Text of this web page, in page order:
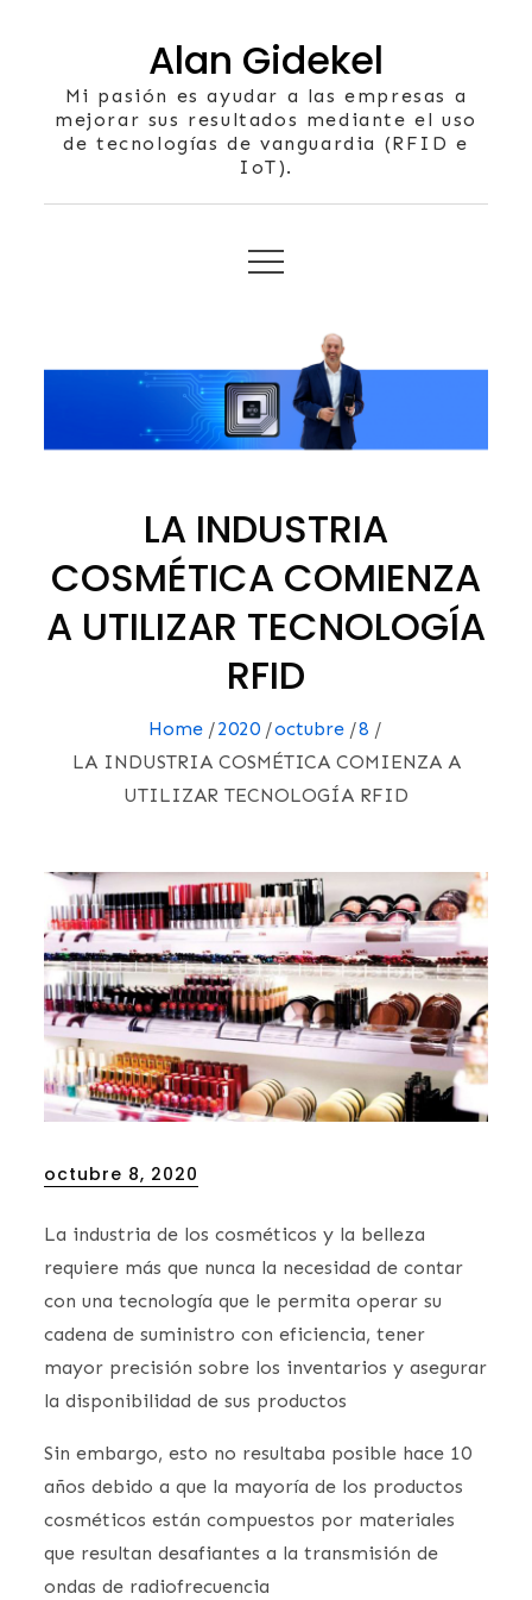
Alan Gidekel
Mi pasión es ayudar a las empresas a
mejorar sus resultados mediante el uso
de tecnologías de vanguardia (RFID e
IoT).
LA INDUSTRIA
COSMÉTICA COMIENZA
A UTILIZAR TECNOLOGÍA
RFID
Home 2020 octubre
8
LA INDUSTRIA COSMÉTICA COMIENZA A
UTILIZAR TECNOLOGÍA RFID
Posted
octubre 8, 2020
La industria de los cosméticos y la belleza
requiere más que nunca la necesidad de contar
con una tecnología que le permita operar su
cadena de suministro con eficiencia, tener
mayor precisión sobre los inventarios y asegurar
la disponibilidad de sus productos
Sin embargo, esto no resultaba posible hace 10
años debido a que la mayoría de los productos
cosméticos están compuestos por materiales
que resultan desafiantes a la transmisión de
ondas de radiofrecuencia